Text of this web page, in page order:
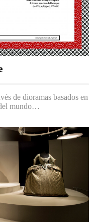
de dioramas basados en
mundo…